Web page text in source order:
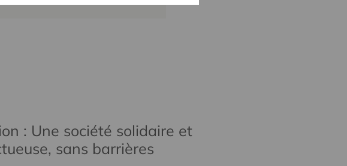
: Une société solidaire et
sans barrières